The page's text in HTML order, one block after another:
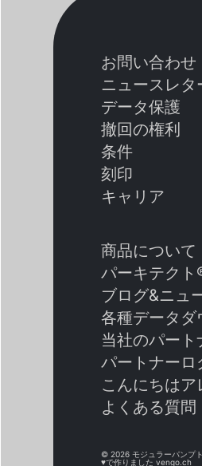
お問い合わせ
ニュースレタ
データ保護
撤回の権利
条件
刻印
キャリア
商品について
パーキテクト
ブログ&ニュ
各種データダ
当社のパート
パートナーロ
こんにちはア
よくある質問
© 2026 モジュラーパンプ
♥で作りましたvengo.ch